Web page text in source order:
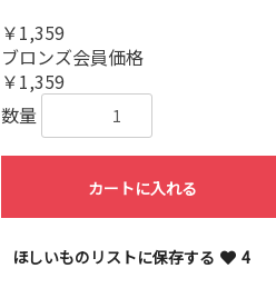
￥1,359
ブロンズ会員価格
￥1,359
数量
カートに入れる
ほしいものリストに保存する 4